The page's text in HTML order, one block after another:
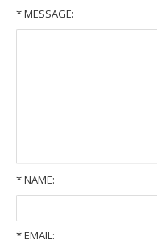
* MESSAGE:
*NAME:
*EMAIL: